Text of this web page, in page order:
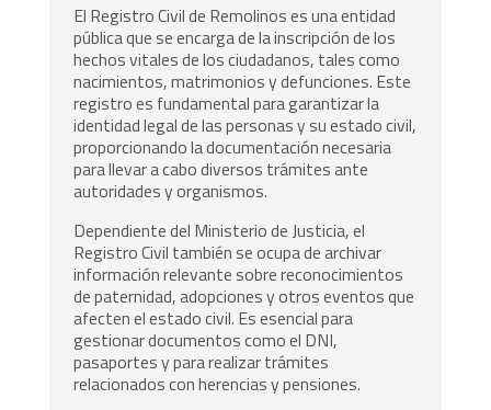
El Registro Civil de Remolinos es una entidad
pública que se encarga de la inscripción de los
hechos vitales de los ciudadanos, tales como
nacimientos, matrimonios y defunciones. Este
registro es fundamental para garantizar la
identidad legal de las personas y su estado civil,
proporcionando la documentación necesaria
para llevar a cabo diversos trámites ante
autoridades y organismos.
Dependiente del Ministerio de Justicia, el
Registro Civil también se ocupa de archivar
información relevante sobre reconocimientos
de paternidad, adopciones y otros eventos que
afecten el estado civil. Es esencial para
gestionar documentos como el DNI,
pasaportes y para realizar trámites
relacionados con herencias y pensiones.